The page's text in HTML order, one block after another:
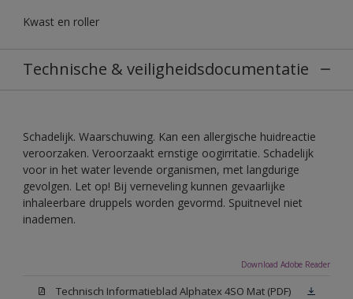
Kwast en roller
Technische & veiligheidsdocumentatie
Schadelijk. Waarschuwing. Kan een allergische huidreactie
veroorzaken. Veroorzaakt ernstige oogirritatie. Schadelijk
voor in het water levende organismen, met langdurige
gevolgen. Let op! Bij verneveling kunnen gevaarlijke
inhaleerbare druppels worden gevormd. Spuitnevel niet
inademen.
Download Adobe Reader
Technisch Informatieblad Alphatex 4SO Mat (PDF)